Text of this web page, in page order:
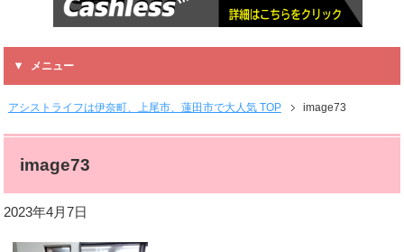
メニュー
アシストライフは伊奈町、上尾市、蓮田市で大人気 TOP image73
image73
2023年4月7日